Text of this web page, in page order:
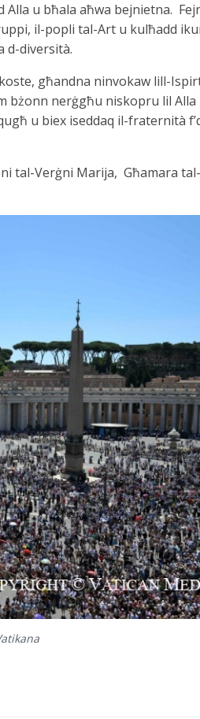
u bħala aħwa bejnietna.
il-popli tal-Art u kulħadd
d-diversità.
għandna ninvokaw lill-
bżonn nerġgħu niskopru lil Alla
u biex iseddaq il-fraternità
tal-Verġni Marija, Għamara